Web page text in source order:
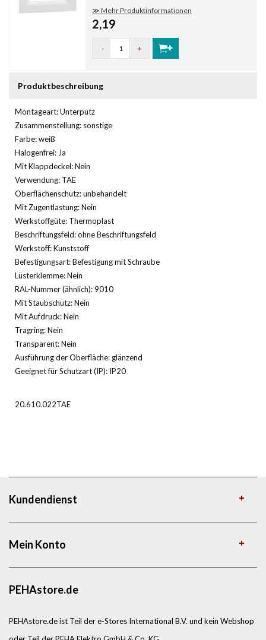
≫ Mehr Produktinformationen
2,19
- +
Produktbeschreibung
Montageart: Unterputz
Zusammenstellung: sonstige
Farbe: weiß
Halogenfrei: Ja
Mit Klappdeckel: Nein
Verwendung: TAE
Oberflächenschutz: unbehandelt
Mit Zugentlastung: Nein
Werkstoffgüte: Thermoplast
Beschriftungsfeld: ohne Beschriftungsfeld
Werkstoff: Kunststoff
Befestigungsart: Befestigung mit Schraube
Lüsterklemme: Nein
RAL-Nummer (ähnlich): 9010
Mit Staubschutz: Nein
Mit Aufdruck: Nein
Tragring: Nein
Transparent: Nein
Ausführung der Oberfläche: glänzend
Geeignet für Schutzart (IP): IP20
20.610.022TAE
Kundendienst
Mein Konto
PEHAstore.de
PEHAstore.de ist Teil der e-Stores International B.V. und kein Webshop